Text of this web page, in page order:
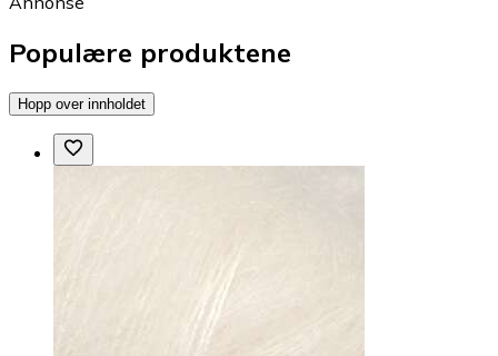
Populære produktene
Hopp over innholdet